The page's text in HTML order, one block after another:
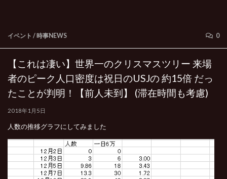
イベント /時事NEWS 0
【これは凄い】世界一のクリスマスツリー 来場
者のピーク人口密度は祝日のUSJの 約15倍 だっ
たことが判明！【前人未到】 (滞在時間も考慮)
2018年1月5日
人数の推移グラフにしてみました